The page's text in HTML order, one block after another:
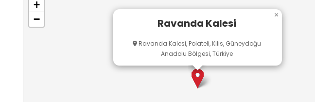
Osmanlı Dönemi'nde de kullanılmıştır.
Ravanda Kalesi
Ravanda Kalesi, Polateli, Kilis, Güneydoğu
Anadolu Bölgesi, Türkiye
×
+
−